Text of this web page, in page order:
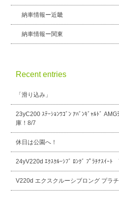
納車情報ー近畿
納車情報ー関東
Recent entries
「滑り込み」
23yC200 ｽﾃｰｼｮﾝﾜｺﾞﾝ ｱﾊﾞﾝｷﾞｬﾙﾄﾞ
庫！8/7
休日は公園へ！
24yV220d ｴｸｽｸﾙｰｼﾌﾞ ﾛﾝｸﾞ ﾌﾟﾗﾁﾅｽｲｰ
V220d エクスクルーシブロング プラチ